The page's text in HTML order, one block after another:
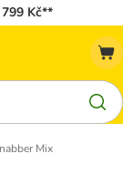
Kč**
Mix